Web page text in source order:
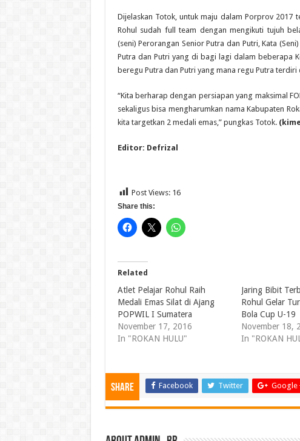
Dijelaskan Totok, untuk maju dalam Porprov 2017
Rohul sudah full team dengan mengikuti tujuh
(seni) Perorangan Senior Putra dan Putri, Kata
Putra dan Putri yang di bagi lagi dalam beberapa
beregu Putra dan Putri yang mana regu Putra
“Kita berharap dengan persiapan yang maksimal
sekaligus bisa mengharumkan nama Kabupaten
kita targetkan 2 medali emas,” pungkas Totok.
Editor: Defrizal
Post Views: 16
Share this:
Related
Atlet Pelajar Rohul Raih
Medali Emas Silat di Ajang
POPWIL I Sumatera
November 17, 2016
In "ROKAN HULU"
Jaring Bibit
Rohul Gelar
Bola Cup U-19
November 18,
In "ROKAN
Share Facebook Twitter Google